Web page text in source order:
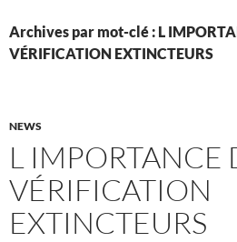
Archives par mot-clé : L
VÉRIFICATION EXTINCTEURS
NEWS
L IMPORTANCE
VÉRIFICATION
EXTINCTEURS